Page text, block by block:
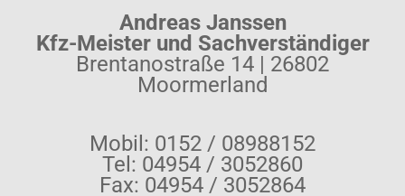
Andreas Janssen
Kfz-Meister und Sachverständiger
Brentanostraße 14 | 26802
Moormerland
Mobil: 0152 / 08988152
Tel: 04954 / 3052860
Fax: 04954 / 3052864